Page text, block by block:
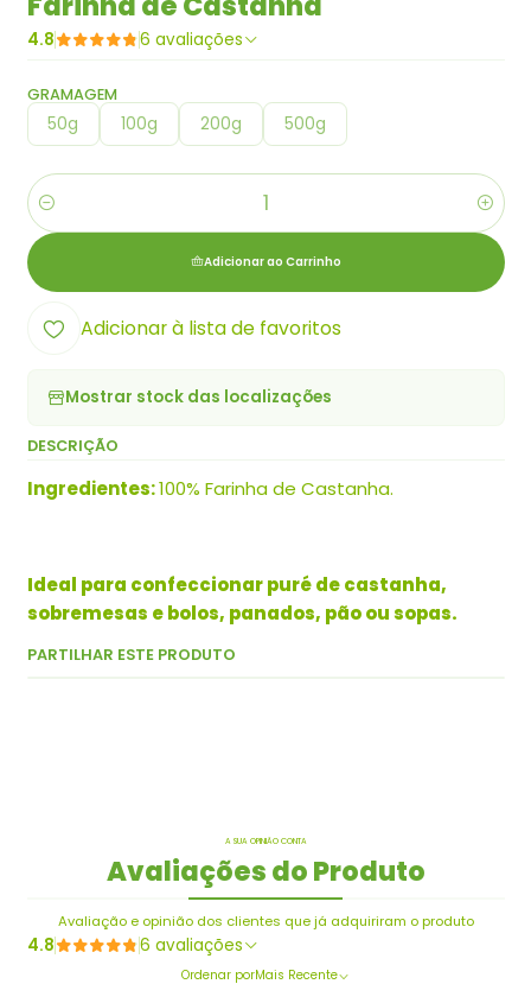
4.8 6 avaliações
GRAMAGEM
50g 100g 200g 500g
Quantidade
Adicionar ao Carrinho
Adicionar à lista de favoritos
Mostrar stock das localizações
DESCRIÇÃO
Ingredientes:100% Farinha de Castanha.
Ideal para confeccionar puré de castanha,
sobremesas e bolos, panados, pão ou sopas.
PARTILHAR ESTE PRODUTO
A SUA OPINIÃO CONTA
Avaliações do Produto
Avaliação e opinião dos clientes que já adquiriram o produto
4.8 6 avaliações
Ordenar porMais Recente